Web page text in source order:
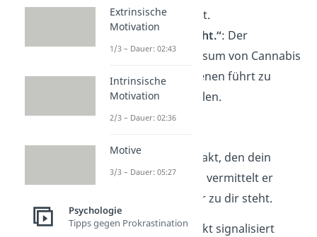
an etwas erinnert.
„Ich bin berauscht.“: Der
übermäßige Konsum von Cannabis
oder Halluzinogenen führt zu
geweiteten Pupillen.
Blickkontakt
Durch den Blickkontakt, den dein
Gegenüber herstellt, vermittelt er
unterbewusst, wie er zu dir steht.
Kaum Blickkontakt signalisiert
Extrinsische
Motivation
1/3 – Dauer: 02:43
Intrinsische
Motivation
2/3 – Dauer: 02:36
Motive
3/3 – Dauer: 05:27
Psychologie
Tipps gegen Prokrastination